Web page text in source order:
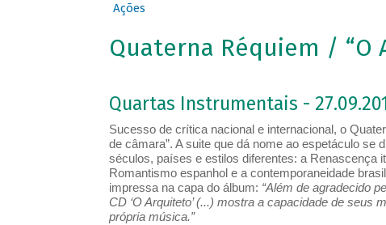
Ações
Quaterna Réquiem / “O
Quartas Instrumentais -
Sucesso de crítica nacional e internacional, o
de câmara”. A suite que dá nome ao espetáculo
séculos, países e estilos diferentes: a Renascença
Romantismo espanhol e a contemporaneidade
impressa na capa do álbum: “Além de agradecido
CD ‘O Arquiteto’ (...) mostra a capacidade de
própria música.”